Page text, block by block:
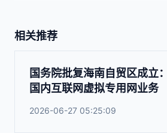
相关推荐
国务院批复海南自贸区成立
国内互联网虚拟专用网业务
2026-06-27 05:25:09